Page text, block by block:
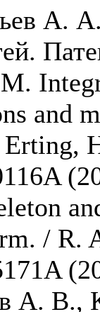
А.
and
Erting,
/
А. В.,